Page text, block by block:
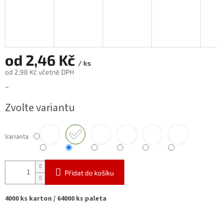
od 2,46 Kč / ks
od 2,98 Kč včetně DPH
Měrná
–
Zvolte variantu
Varianta
Přidat do košíku
4000 ks karton / 64000 ks paleta